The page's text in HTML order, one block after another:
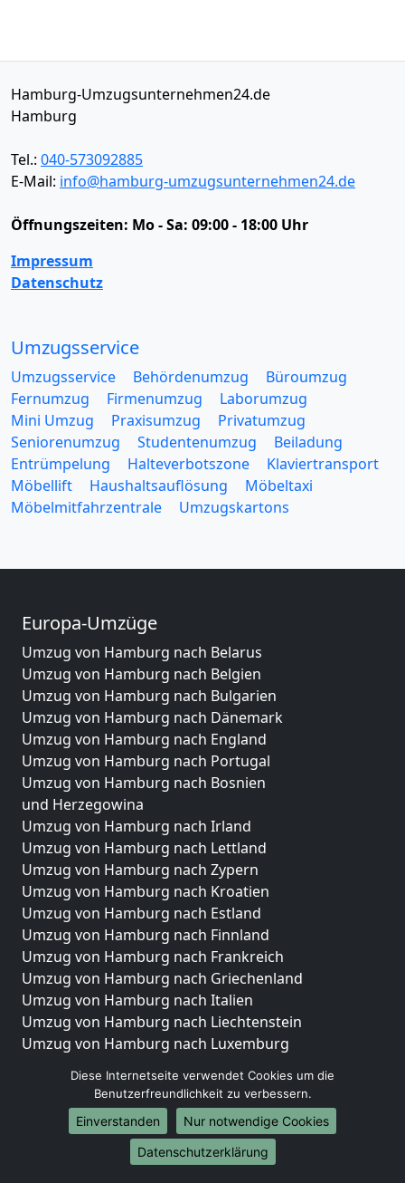
Hamburg-Umzugsunternehmen24.de
Hamburg
Tel.: 040-573092885
E-Mail: info@hamburg-umzugsunternehmen24.de
Öffnungszeiten: Mo - Sa: 09:00 - 18:00 Uhr
Impressum
Datenschutz
Umzugsservice
Umzugsservice Behördenumzug
Büroumzug
Fernumzug
Firmenumzug
Laborumzug
Mini Umzug
Praxisumzug
Privatumzug
Seniorenumzug
Studentenumzug
Beiladung
Entrümpelung
Halteverbotszone
Klaviertransport
Möbellift
Haushaltsauflösung
Möbeltaxi
Möbelmitfahrzentrale
Umzugskartons
Europa-Umzüge
Umzug von Hamburg nach Belarus
Umzug von Hamburg nach Belgien
Umzug von Hamburg nach Bulgarien
Umzug von Hamburg nach Dänemark
Umzug von Hamburg nach England
Umzug von Hamburg nach Portugal
Umzug von Hamburg nach Bosnien
und Herzegowina
Umzug von Hamburg nach Irland
Umzug von Hamburg nach Lettland
Umzug von Hamburg nach Zypern
Umzug von Hamburg nach Kroatien
Umzug von Hamburg nach Estland
Umzug von Hamburg nach Finnland
Umzug von Hamburg nach Frankreich
Umzug von Hamburg nach Griechenland
Umzug von Hamburg nach Italien
Umzug von Hamburg nach Liechtenstein
Umzug von Hamburg nach Luxemburg
Umzug von Hamburg nach Norwegen
Umzüge-Deutschlandweit
Umzug von Hamburg nach Berlin
Diese Internetseite verwendet Cookies um die
Benutzerfreundlichkeit zu verbessern.
Einverstanden
Nur notwendige Cookies
Datenschutzerklärung